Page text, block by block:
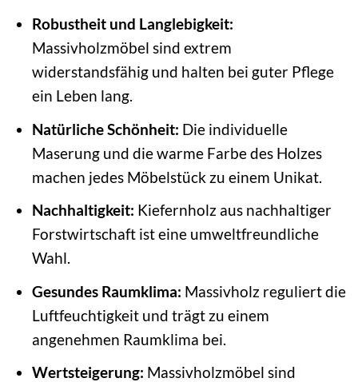
Robustheit und Langlebigkeit:
Massivholzmöbel sind extrem
widerstandsfähig und halten bei guter Pflege
ein Leben lang.
Natürliche Schönheit: Die individuelle
Maserung und die warme Farbe des Holzes
machen jedes Möbelstück zu einem Unikat.
Nachhaltigkeit: Kiefernholz aus nachhaltiger
Forstwirtschaft ist eine umweltfreundliche
Wahl.
Gesundes Raumklima: Massivholz reguliert die
Luftfeuchtigkeit und trägt zu einem
angenehmen Raumklima bei.
Wertsteigerung: Massivholzmöbel sind